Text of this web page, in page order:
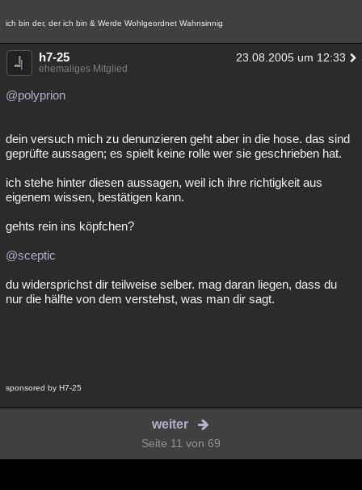
ich bin der, der ich bin & Werde Wohlgeordnet Wahnsinnig
h7-25 23.08.2005 um 12:33
ehemaliges Mitglied
@polyprion
dein versuch mich zu denunzieren geht aber in die hose. das sind
geprüfte aussagen; es spielt keine rolle wer sie geschrieben hat.
ich stehe hinter diesen aussagen, weil ich ihre richtigkeit aus
eigenem wissen, bestätigen kann.
gehts rein ins köpfchen?
@sceptic
du widersprichst dir teilweise selber. mag daran liegen, dass du
nur die hälfte von dem verstehst, was man dir sagt.
sponsored by H7-25
weiter
Seite 11 von 69